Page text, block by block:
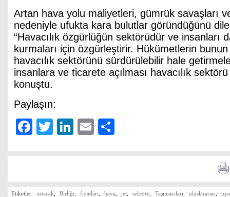
Artan hava yolu maliyetleri, gümrük savaşları
nedeniyle ufukta kara bulutlar göründüğünü
“Havacılık özgürlüğün sektörüdür ve insanları
kurmaları için özgürleştirir. Hükümetlerin
havacılık sektörünü sürdürülebilir hale
insanlara ve ticarete açılması havacılık
konuştu.
Paylaşın:
Facebook
TwitterLinkedIn
Email
Etiketler: artacak Birliği fiyatları hava jet sektöre Taşımacıları uluslararası